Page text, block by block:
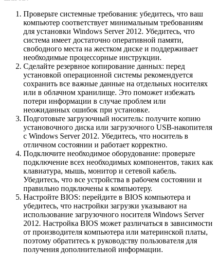
Проверьте системные требования: убедитесь, что ваш
компьютер соответствует минимальным требованиям
для установки Windows Server 2012. Убедитесь, что
система имеет достаточно оперативной памяти,
свободного места на жестком диске и поддерживает
необходимые процессорные инструкции.
Сделайте резервное копирование данных: перед
установкой операционной системы рекомендуется
сохранить все важные данные на отдельных носителях
или в облачном хранилище. Это поможет избежать
потери информации в случае проблем или
неожиданных ошибок при установке.
Подготовьте загрузочный носитель: получите копию
установочного диска или загрузочного USB-накопителя
с Windows Server 2012. Убедитесь, что носитель в
отличном состоянии и работает корректно.
Подключите необходимое оборудование: проверьте
подключение всех необходимых компонентов, таких как
клавиатура, мышь, монитор и сетевой кабель.
Убедитесь, что все устройства в рабочем состоянии и
правильно подключены к компьютеру.
Настройте BIOS: перейдите в BIOS компьютера и
убедитесь, что настройки загрузки указывают на
использование загрузочного носителя Windows Server
2012. Настройка BIOS может различаться в зависимости
от производителя компьютера или материнской платы,
поэтому обратитесь к руководству пользователя для
получения дополнительной информации.